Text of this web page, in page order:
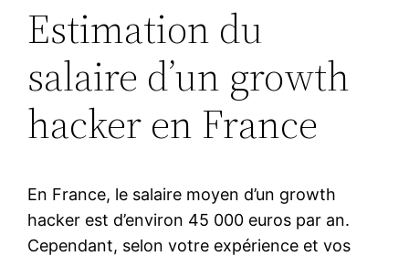
Estimation du
salaire d’un growth
hacker en France
En France, le salaire moyen d’un growth
hacker est d’environ 45 000 euros par an.
Cependant, selon votre expérience et vos